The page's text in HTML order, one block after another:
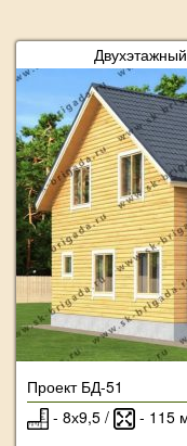
Проект БД-51
- 8х9,5 /
- 115